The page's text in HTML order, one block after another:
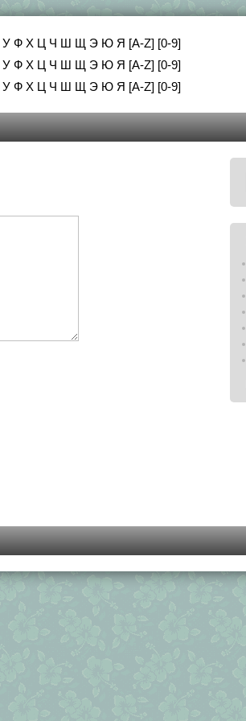
У Ф Х Ц Ч Ш Щ Э Ю Я [A-Z] [0-9]
У Ф Х Ц Ч Ш Щ Э Ю Я [A-Z] [0-9]
У Ф Х Ц Ч Ш Щ Э Ю Я [A-Z] [0-9]